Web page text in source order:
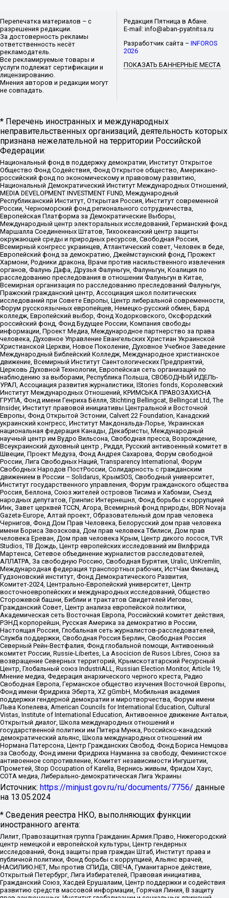
Перепечатка материалов – с
разрешения редакции.
За достоверность рекламы
ответственность несёт
рекламодатель.
Все рекламируемые товары и
услуги подлежат сертификации и
лицензированию.
Мнения авторов и редакции могут
не совпадать.
Редакция Пятница в Абане.
E-mail: info@aban-pyatnitsa.ru
Разработчик сайта –INFOROS
2026
ПОКАЗАТЬ БАННЕРНЫЕ МЕСТА
* Перечень иностранных и международных
неправительственных организаций, деятельность которых
признана нежелательной на территории Российской
Федерации:
Национальный фонд в поддержку демократии, Институт Открытое
Общество Фонд Содействия, Фонд Открытое общество, Американо-
российский фонд по экономическому и правовому развитию,
Национальный Демократический Институт Международных Отношений,
MEDIA DEVELOPMENT INVESTMENT FUND, Международный
Республиканский Институт, Открытая Россия, Институт современной
России, Черноморский фонд регионального сотрудничества,
Европейская Платформа за Демократические Выборы,
Международный центр электоральных исследований, Германский фонд
Маршалла Соединенных Штатов, Тихоокеанский центр защиты
окружающей среды и природных ресурсов, Свободная Россия,
Всемирный конгресс украинцев, Атлантический совет, Человек в беде,
Европейский фонд за демократию, Джеймстаунский фонд, Прожект
Хармони, Родники дракона, Врачи против насильственного извлечения
органов, Фалунь Дафа, Друзья Фалуньгун, Фалуньгун, Коалиция по
расследованию преследования в отношении Фалуньгун в Китае,
Всемирная организация по расследованию преследований Фалуньгун,
Пражский гражданский центр, Ассоциация школ политических
исследований при Совете Европы, Центр либеральной современности,
Форум русскоязычных европейцев, Немецко-русский обмен, Бард
колледж, Европейский выбор, Фонд Ходорковского, Оксфордский
российский фонд, Фонд Будущее России, Компания свободы
информации, Проект Медиа, Международное партнерство за права
человека, Духовное Управление Евангельских Христиан Украинской
Христианской Церкви, Новое Поколение, Духовное Учебное Заведение
Международный Библейский Колледж, Международное христианское
движение, Всемирный Институт Саентологических Предприятий,
Церковь Духовной Технологии, Европейская сеть организаций по
наблюдению за выборами, Республика Польша, СВОБОДНЫЙ ИДЕЛЬ-
УРАЛ, Ассоциация развития журналистики, IStories fonds, Королевский
Институт Международных Отношений, КРИМСЬКА ПРАВОЗАХИСНА
ГРУПА, Фонд имени Генриха Бёлля, Stichting Bellingcat, Bellingcat Ltd, The
Insider, Институт правовой инициативы Центральной и Восточной
Европы, Фонд Открытой Эстонии, Calvert 22 Foundation, Канадский
украинский конгресс, Институт Макдональда-Лорье, Украинская
национальная федерация Канады, Декабристы, Международный
научный центр им Вудро Вильсона, Свободная пресса, Возрождение,
Всеукраинский духовный центр , Риддл, Русский антивоенный комитет в
Швеции, Проект Медуза, Фонд Андрея Сахарова, Форум свободной
России, Лига Свободных Наций, Transparеncy International, Форум
Свободных Народов ПостРоссии, Солидарность с гражданским
движением в России – Solidarus, КрымSOS, Свободный университет,
Институт государственного управления, Форум гражданского общества
Россия, Беллона, Союз жителей островов Тисима и Хабомаи, Съезд
народных депутатов, Гринпис Интернешнл, Фонд борьбы с коррупцией
Инк, Завет церквей TCCN, Агора, Всемирный фонд природы, BDR Novaja
Gazeta-Europe, Алтай проект, Образовательный дом прав человека
Чернигов, Фонд Дом Прав Человека, Белорусский дом прав человека
имени Бориса Звозскова, Дом прав человека Тбилиси, Дом прав
человека Ереван, Дом прав человека Крым, Центр дикого лосося, TVR
Studios, ТВ Дождь, Центр европейских исследований им Вилфрида
Мартенса, Сетевое объединение журналистов расследователей,
АЛЛАТРА, За свободную Россию, Свободная Бурятия, Uralic, UnKremlin,
Международная федерация транспортных рабочих, ИстЧам Финланд,
Гудзоновский институт, Фонд Демократического Развития,
Комитет-2024, Центрально-Европейский университет, Центр
восточноевропейских и международных исследований, Общество
Сторожевой башни, Библии и трактатов Свидетелей Иеговы,
Гражданский Совет, Центр анализа европейской политики,
Академическая сеть Восточная Европа, Российский комитет действия,
РЭНД корпорейшн, Русская Америка за демократию в России,
Настоящая Россия, Глобальная сеть журналистов-расследователей,
Служба поддержки, Свободная Россия Берлин, Свободная Россия
Северный Рейн-Вестфалия, Фонд глобальной помощи, Антивоенный
комитет России, Russie-Libertes, La Asocicion de Rusos Libres, Союз за
возвращение Северных территорий, Крымскотатарский Ресурсный
Центр, Глобальный союз IndustriALL, Russian Election Monitor, Article 19,
Мнение медиа, Федерация анархического черного креста, Радио
Свободная Европа, Германское общество изучения Восточной Европы,
Фонд имени Фридриха Эберта, XZ gGmbH, Мобильная академия
поддержки гендерной демократии и миротворчества, Форум имени
Льва Копелева, American Councils for International Education, Cultural
Vistas, Institute of International Education, Антивоенное движение Антальи,
Открытый диалог, Школа международных отношений и
государственной политики им Питера Мунка, Российско-канадский
демократический альянс, Школа международных отношений им
Нормана Патерсона, Центр Гражданских Свобод, Фонд Бориса Немцова
за Свободу, Фонд имени Фридриха Науманна за свободу, Феминистское
антивоенное сопротивление, Комитет независимости Ингушетии,
Прометей, Stop Occupation of Karelia, Вернись живым, Фридом Хаус,
СОТА медиа, Либерально-демократическая Лига Украины
Источник: https://minjust.gov.ru/ru/documents/7756/ данные
на 13.05.2024
* Сведения реестра НКО, выполняющих функции
иностранного агента:
Лилит, Правозащитная группа Гражданин.Армия.Право, Нижегородский
центр немецкой и европейской культуры, Центр гендерных
исследований, Фонд защиты прав граждан Штаб, Институт права и
публичной политики, Фонд борьбы с коррупцией, Альянс врачей,
НАСИЛИЮ.НЕТ, Мы против СПИДа, СВЕЧА, Гуманитарное действие,
Открытый Петербург, Лига Избирателей, Правовая инициатива,
Гражданский Союз, Хасдей Ерушалаим, Центр поддержки и содействия
развитию средств массовой информации, Горячая Линия, В защиту